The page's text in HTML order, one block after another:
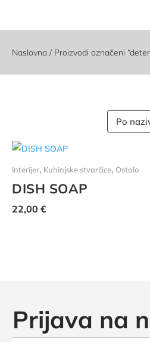
Naslovna / Proizvodi označeni
Interijer, Kuhinjske stvarčice, Ostalo
DISH SOAP
22,00 €
Prijava na